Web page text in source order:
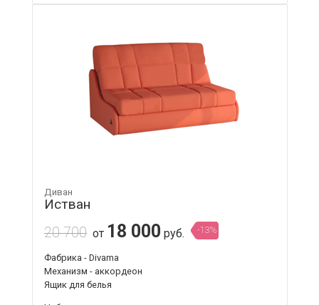
Диван
Истван
20 700 от 18 000 руб. -13%
Фабрика - Divama
Механизм - аккордеон
Ящик для белья